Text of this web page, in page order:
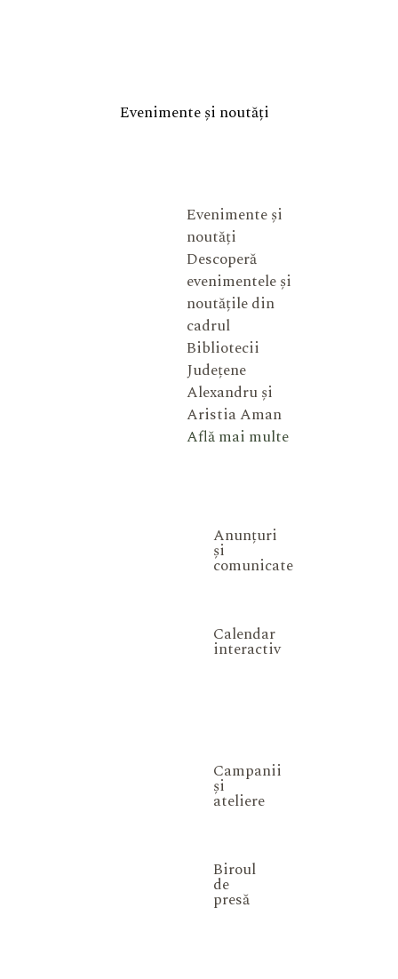
Evenimente și noutăți
Evenimente și
noutăți
Descoperă
evenimentele și
noutățile din
cadrul
Bibliotecii
Județene
Alexandru și
Aristia Aman
Află mai multe
Anunțuri
și
comunicate
Calendar
interactiv
Campanii
și
ateliere
Biroul
de
presă